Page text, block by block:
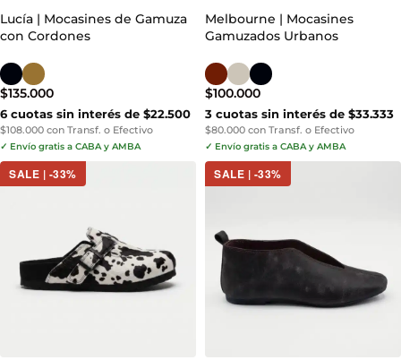
Lucía | Mocasines de Gamuza
con Cordones
$135.000
6 cuotas sin interés de $22.500
$108.000 con Transf. o Efectivo
✓ Envío gratis a CABA y AMBA
Melbourne | Mocasines
Gamuzados Urbanos
$100.000
3 cuotas sin interés de $33.333
$80.000 con Transf. o Efectivo
✓ Envío gratis a CABA y AMBA
SALE | -33% SALE | -33%